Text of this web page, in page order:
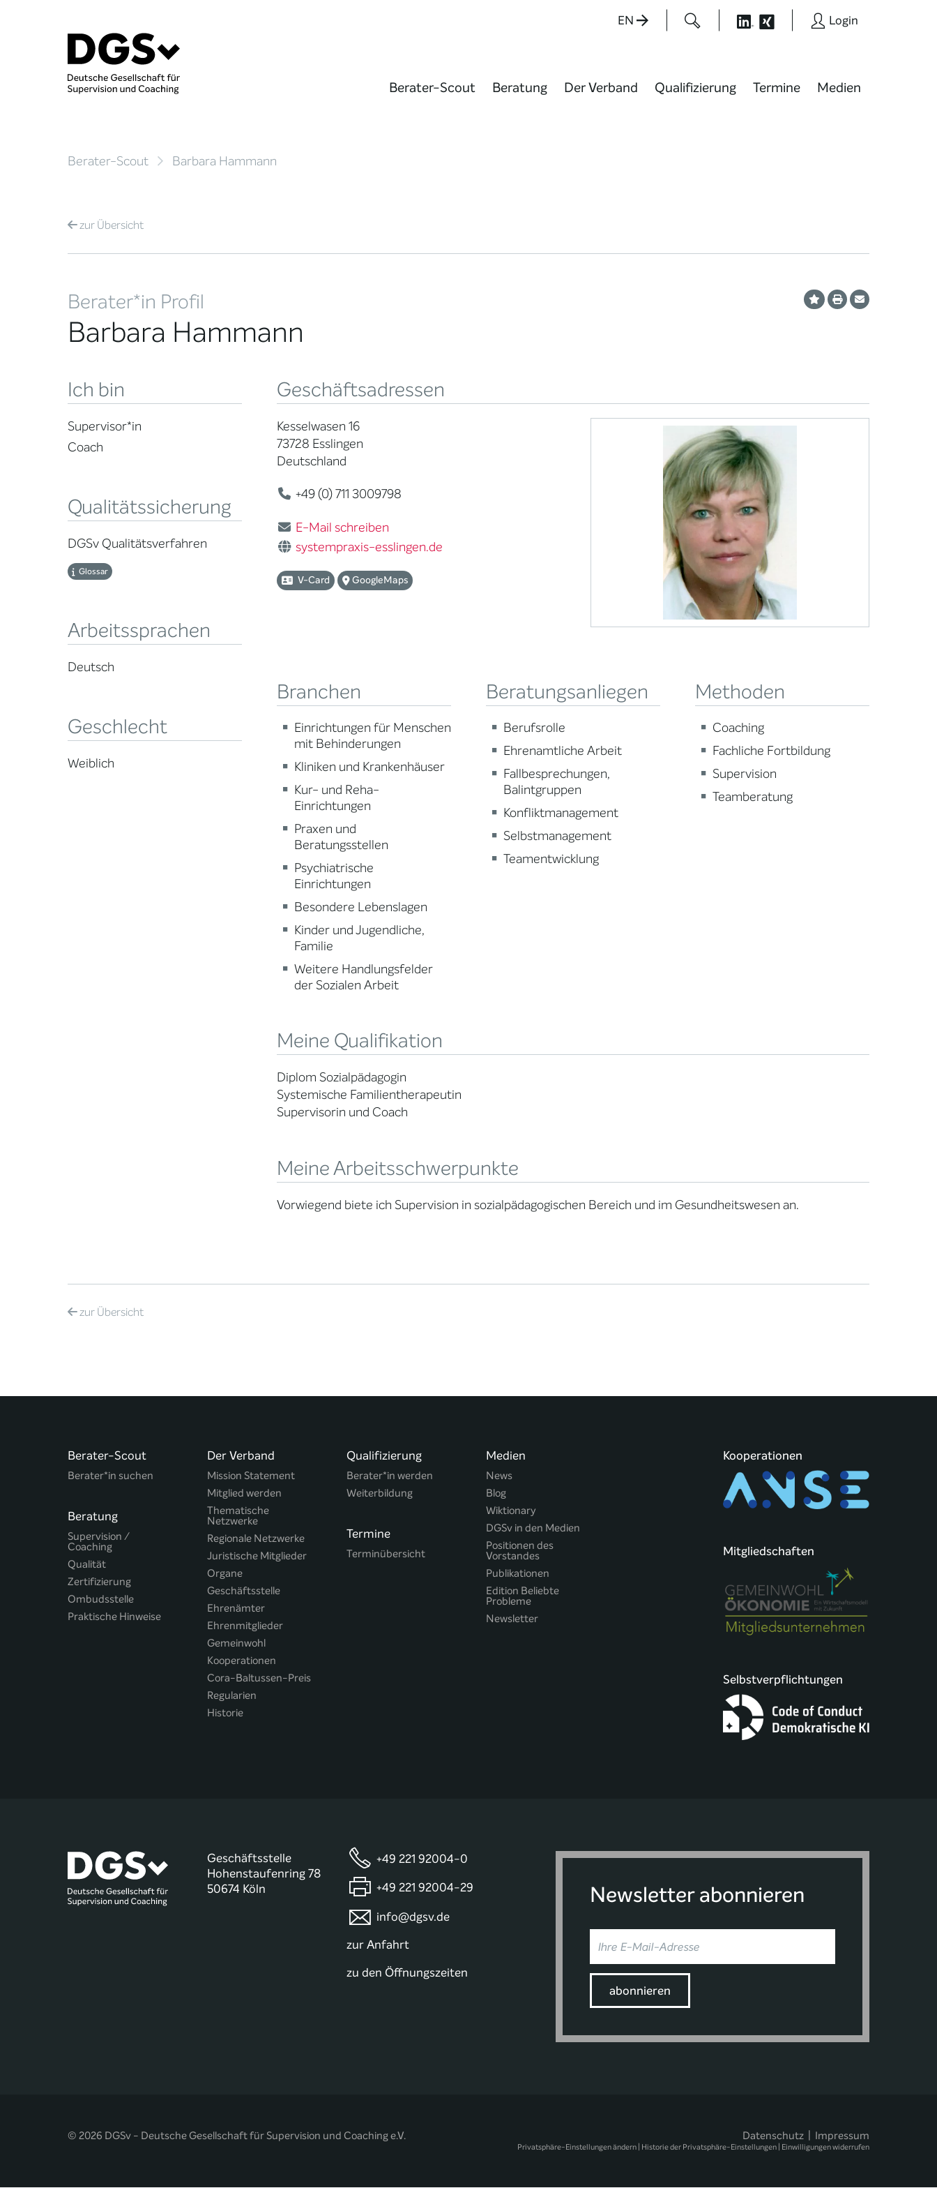
EN Login
Berater-Scout Beratung Der Verband Qualifizierung Termine Medien
Berater-Scout Barbara Hammann
zurÜbersicht
Berater*in Profil
Barbara Hammann
Ich bin
Supervisor*in
Coach
Qualitätssicherung
DGSv Qualitätsverfahren
Glossar
Arbeitssprachen
Deutsch
Geschlecht
Weiblich
Geschäftsadressen
Kesselwasen 16
73728 Esslingen
Deutschland
+49 (0) 711 3009798
E-Mail schreiben
systempraxis-esslingen.de
V-Card GoogleMaps
Branchen
Einrichtungen für Menschen
mit Behinderungen
Kliniken und Krankenhäuser
Kur- und Reha-
Einrichtungen
Praxen und
Beratungsstellen
Psychiatrische
Einrichtungen
Besondere Lebenslagen
Kinder und Jugendliche,
Familie
Weitere Handlungsfelder
der Sozialen Arbeit
Beratungsanliegen
Berufsrolle
Ehrenamtliche Arbeit
Fallbesprechungen,
Balintgruppen
Konfliktmanagement
Selbstmanagement
Teamentwicklung
Methoden
Coaching
Fachliche Fortbildung
Supervision
Teamberatung
Meine Qualifikation
Diplom Sozialpädagogin
Systemische Familientherapeutin
Supervisorin und Coach
Meine Arbeitsschwerpunkte
Vorwiegend biete ich Supervision in sozialpädagogischen Bereich und im Gesundheitswesen an.
zurÜbersicht
Berater-Scout
Berater*in suchen
Beratung
Supervision /
Coaching
Qualität
Zertifizierung
Ombudsstelle
Praktische Hinweise
Der Verband
Mission Statement
Mitglied werden
Thematische
Netzwerke
Regionale Netzwerke
Juristische Mitglieder
Organe
Geschäftsstelle
Ehrenämter
Ehrenmitglieder
Gemeinwohl
Kooperationen
Cora-Baltussen-Preis
Regularien
Historie
Qualifizierung
Berater*in werden
Weiterbildung
Termine
Terminübersicht
Medien
News
Blog
Wiktionary
DGSv in den Medien
Positionen des
Vorstandes
Publikationen
Edition Beliebte
Probleme
Newsletter
Kooperationen
Mitgliedschaften
Selbstverpflichtungen
Geschäftsstelle
Hohenstaufenring 78
50674 Köln
+49 221 92004-0
+49 221 92004-29
info@dgsv.de
zur Anfahrt
zu den Öffnungszeiten
Newsletter abonnieren
© 2026 DGSv - Deutsche Gesellschaft für Supervision und Coaching e.V. Datenschutz Impressum
Privatsphäre-Einstellungen ändern Historie der Privatsphäre-Einstellungen Einwilligungen widerrufen